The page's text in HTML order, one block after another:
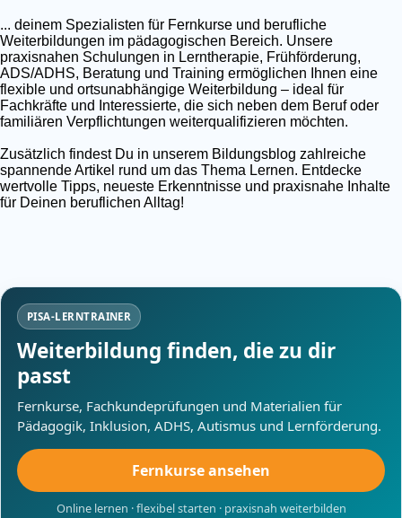
... deinem Spezialisten für Fernkurse und berufliche
Weiterbildungen im pädagogischen Bereich. Unsere
praxisnahen Schulungen in Lerntherapie, Frühförderung,
ADS/ADHS, Beratung und Training ermöglichen Ihnen eine
flexible und ortsunabhängige Weiterbildung – ideal für
Fachkräfte und Interessierte, die sich neben dem Beruf oder
familiären Verpflichtungen weiterqualifizieren möchten.
Zusätzlich findest Du in unserem Bildungsblog zahlreiche
spannende Artikel rund um das Thema Lernen. Entdecke
wertvolle Tipps, neueste Erkenntnisse und praxisnahe Inhalte
für Deinen beruflichen Alltag!
PISA-LERNTRAINER
Weiterbildung finden, die zu dir
passt
Fernkurse, Fachkundeprüfungen und Materialien für
Pädagogik, Inklusion, ADHS, Autismus und Lernförderung.
Fernkurse ansehen
Online lernen · flexibel starten · praxisnah weiterbilden